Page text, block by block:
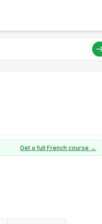
Get a full French course →